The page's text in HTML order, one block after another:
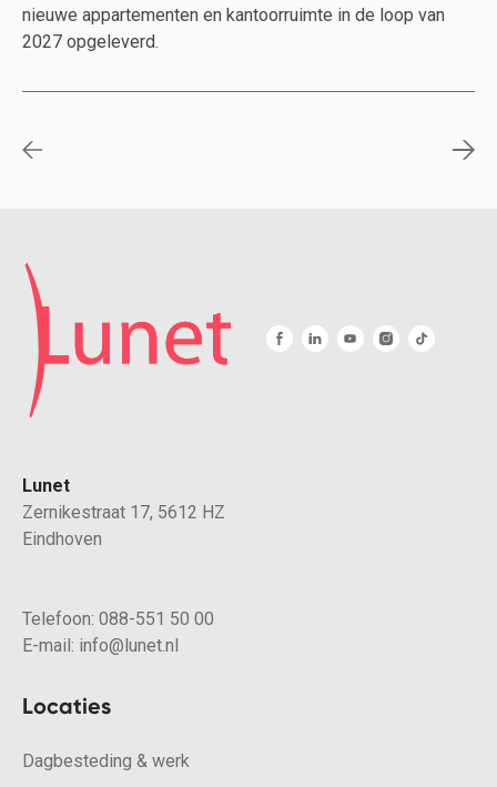
nieuwe appartementen en kantoorruimte in de loop van
2027 opgeleverd.
Lunet
Zernikestraat 17, 5612 HZ
Eindhoven
Telefoon: 088-551 50 00
E-mail: info@lunet.nl
Locaties
Dagbesteding & werk